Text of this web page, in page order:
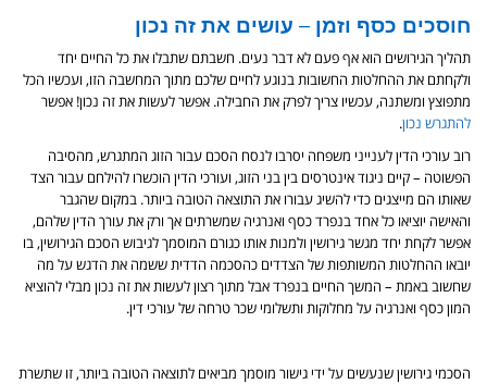
חוסכים כסף וזמן – עושים את זה נכון
תהליך הגירושים הוא אף פעם לא דבר נעים. חשבתם שתבלו את כל החיים יחד
ולקחתם את ההחלטות החשובות בנוגע לחיים שלכם מתוך המחשבה הזו, ועכשיו הכל
מתפוצץ ומשתנה, עכשיו צריך לפרק את החבילה. אפשר לעשות את זה נכון! אפשר
להתגרש נכון.
רוב עורכי הדין לענייני משפחה יסרבו לנסח הסכם עבור הזוג המתגרש, מהסיבה
הפשוטה – קיים ניגוד אינטרסים בין בני הזוג, ועורכי הדין הוכשרו להילחם עבור הצד
שאותו הם מייצגים כדי להשיג עבורו את התוצאה הטובה ביותר. במקום שהגבר
והאישה יוציאו כל אחד בנפרד כסף ואנרגיה שמשרתים אך ורק את עורך הדין שלהם,
אפשר לקחת יחד מגשר גירושין ולמנות אותו כגורם המוסמך לגיבוש הסכם הגירושין, בו
יובאו ההחלטות המשותפות של הצדדים כהסכמה הדדית ששמה את הדגש על מה
שחשוב באמת – המשך החיים בנפרד אבל מתוך רצון לעשות את זה נכון מבלי להוציא
המון כסף ואנרגיה על מחלוקות ותשלומי שכר טרחה של עורכי דין.
הסכמי גירושין שנעשים על ידי גישור מוסמך מביאים לתוצאה הטובה ביותר, זו שתשרת